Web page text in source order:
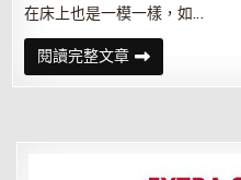
在床上也是一模一樣，如…
閱讀完整文章如
此
愛
響